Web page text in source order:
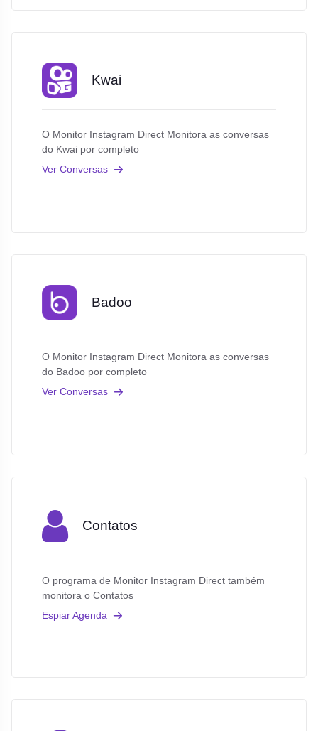
Kwai
O Monitor Instagram Direct Monitora as conversas
do Kwai por completo
Ver Conversas
Badoo
O Monitor Instagram Direct Monitora as conversas
do Badoo por completo
Ver Conversas
Contatos
O programa de Monitor Instagram Direct também
monitora o Contatos
Espiar Agenda